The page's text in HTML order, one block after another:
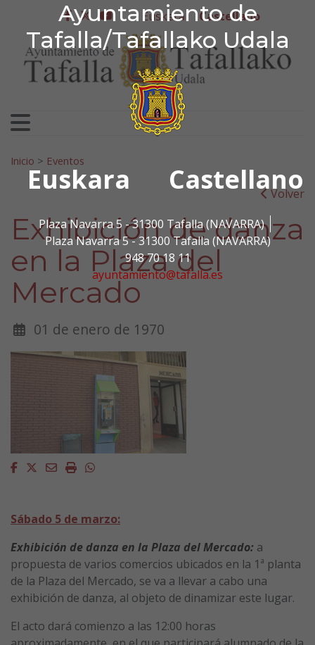
Ayuntamiento de
Tafalla/Tafallako Udala
Euskara Castellano
Plaza Navarra 5 - 31300 Tafalla (NAVARRA)
Plaza Navarra 5 - 31300 Tafalla (NAVARRA)
948 70 18 11
ayuntamiento@tafalla.es
Ir al contenido
Ayuntamiento de
facebook
twitter
youtube
Euskera Castellano
Search for:
Inicio > Eventos
Volver
Exhibición de danza
en la Plaza del
Mercado
01 de enero de 1970
Facebook
Twitter
EmailImprimirWhatsapp
Sábado 5 de marzo:
Exhibición de danza en la Plaza del Mercado: a
propuesta de varios comercios ubicados en la 1ª planta
de la Plaza del Mercado, se va a llevar a cabo una
exhibición de danza, al objeto de dinamizar este lugar.
El acto dará comienzo a las 12:00 horas